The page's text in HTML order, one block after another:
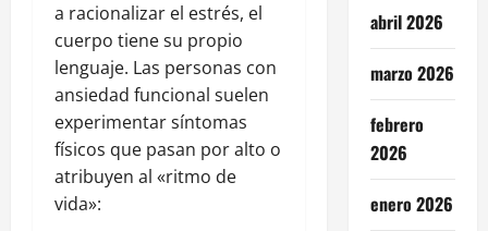
a racionalizar el estrés, el
cuerpo tiene su propio
lenguaje. Las personas con
ansiedad funcional suelen
experimentar síntomas
físicos que pasan por alto o
atribuyen al «ritmo de
vida»:
abril 2026
marzo 2026
febrero
2026
enero 2026